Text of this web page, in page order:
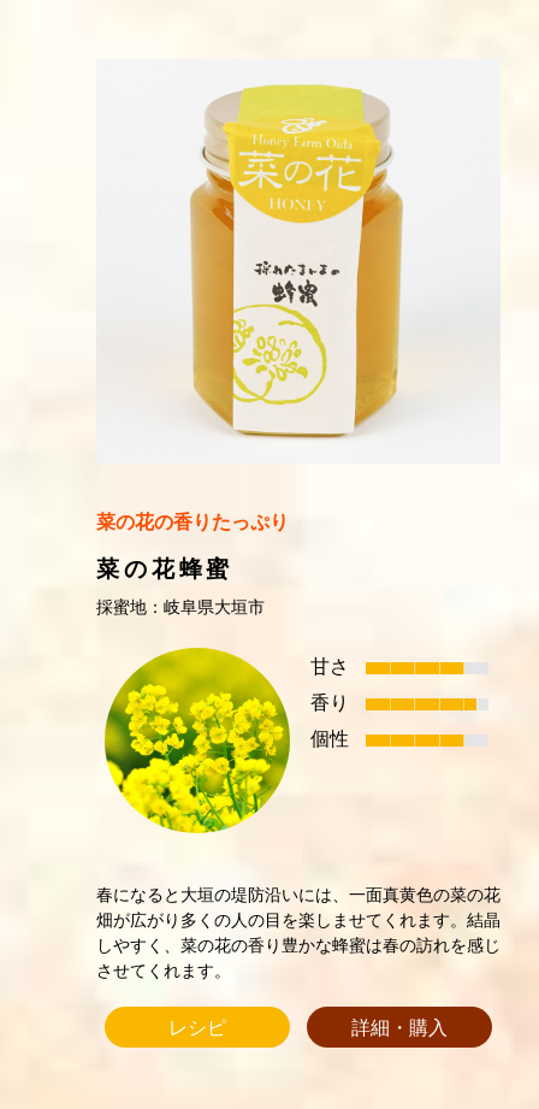
菜の花の香りたっぷり
菜の花蜂蜜
採蜜地：岐阜県大垣市
甘さ
香り
個性
春になると大垣の堤防沿いには、一面真黄色の菜の花
畑が広がり多くの人の目を楽しませてくれます。結晶
しやすく、菜の花の香り豊かな蜂蜜は春の訪れを感じ
させてくれます。
レシピ 詳細・購入